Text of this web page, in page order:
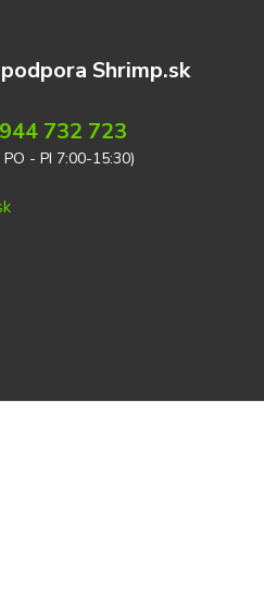
Shrimp.sk
732 723
PO - PI 7:00-15:30)